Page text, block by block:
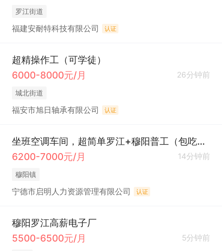
罗江街道
福建安耐特科技有限公司 认证
超精操作工（可学徒）
6000-8000元/月
26分钟前
城北街道
福安市旭日轴承有限公司 认证
坐班空调车间，超简单罗江+穆阳普工（包吃住）
6200-7000元/月
14分钟前
穆阳镇
宁德市启明人力资源管理有限公司 认证
穆阳罗江高薪电子厂
5500-6500元/月
5分钟前